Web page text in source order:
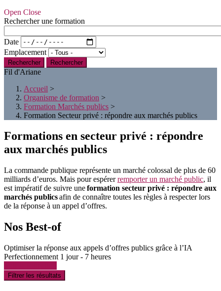
Open Close
Rechercher une formation
Date
Emplacement
Rechercher
Fil d'Ariane
Accueil >
Organisme de formation >
Formation Marchés publics >
Formation Secteur privé : répondre aux marchés publics
Formations en secteur privé : répondre
aux marchés publics
La commande publique représente un marché colossal de plus de 60
milliards d’euros. Mais pour espérerremporter un marché public, il
est impératif de suivre uneformation secteur privé : répondre aux
marchés publicsafin de connaître toutes les règles à respecter lors
de la réponse à un appel d’offres.
Nos Best-of
Optimiser la réponse aux appels d’offres publics grâce à l’IA
Perfectionnement 1 jour - 7 heures
Filtrer les résultats